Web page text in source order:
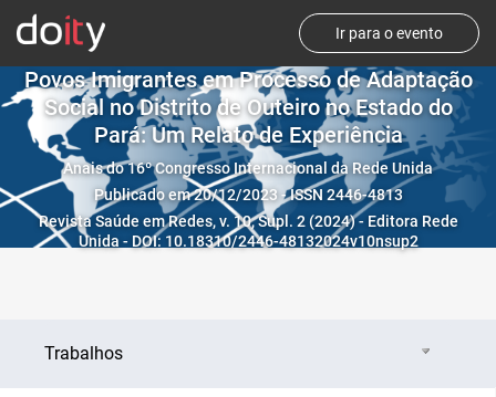
Ir para o evento
Povos Imigrantes em Processo de Adaptação
Social no Distrito de Outeiro no Estado do
Pará: Um Relato de Experiência
Anais do 16º Congresso Internacional da Rede Unida
Publicado em 20/12/2023 - ISSN 2446-4813
Revista Saúde em Redes, v. 10, Supl. 2 (2024) - Editora Rede
Unida - DOI: 10.18310/2446-48132024v10nsup2
Trabalhos